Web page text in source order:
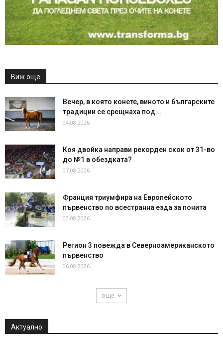
Виж още
Вечер, в която конете, виното и българските
традиции се срещнаха под...
04.08.2026
Коя двойка направи рекорден скок от 31-во
до №1 в обездката?
07.08.2026
Франция триумфира на Европейското
първенство по всестранна езда за понита
03.08.2026
Регион 3 повежда в Северноамериканското
първенство
06.08.2026
още
Актуално